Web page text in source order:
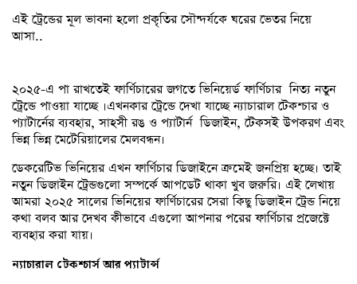
এই ট্রেন্ডের মূল ভাবনা হলো প্রকৃতির সৌন্দর্যকে ঘরের ভেতর নিয়ে
আসা..
২০২৫-এ পা রাখতেই ফার্ণিচারের জগতে ভিনিয়ের্ড ফার্ণিচার নিত্য নতুন
ট্রেন্ডে পাওয়া যাচ্ছে ।এখনকার ট্রেন্ডে দেখা যাচ্ছে ন্যাচারাল টেকশ্চার ও
প্যাটার্নের ব্যবহার, সাহসী রঙ ও প্যাটার্ন ডিজাইন, টেকসই উপকরণ এবং
ভিন্ন ভিন্ন মেটেরিয়ালের মেলবন্ধন।
ডেকরেটিভ ভিনিয়ের এখন ফার্ণিচার ডিজাইনে ক্রমেই জনপ্রিয় হচ্ছে। তাই
নতুন ডিজাইন ট্রেন্ডগুলো সম্পর্কে আপডেট থাকা খুব জরুরি। এই লেখায়
আমরা ২০২৫ সালের ভিনিয়ের ফার্ণিচারের সেরা কিছু ডিজাইন ট্রেন্ড নিয়ে
কথা বলব আর দেখব কীভাবে এগুলো আপনার পরের ফার্ণিচার প্রজেক্টে
ব্যবহার করা যায়।
ন্যাচারাল টেকশ্চার্স আর প্যাটার্ন্স